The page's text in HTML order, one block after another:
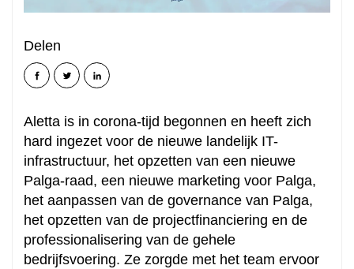
Hoe kunnen we je
helpen?
Delen
Aletta is in corona-tijd begonnen en heeft zich
hard ingezet voor de nieuwe landelijk IT-
infrastructuur, het opzetten van een nieuwe
Palga-raad, een nieuwe marketing voor Palga,
het aanpassen van de governance van Palga,
het opzetten van de projectfinanciering en de
professionalisering van de gehele
bedrijfsvoering. Ze zorgde met het team ervoor